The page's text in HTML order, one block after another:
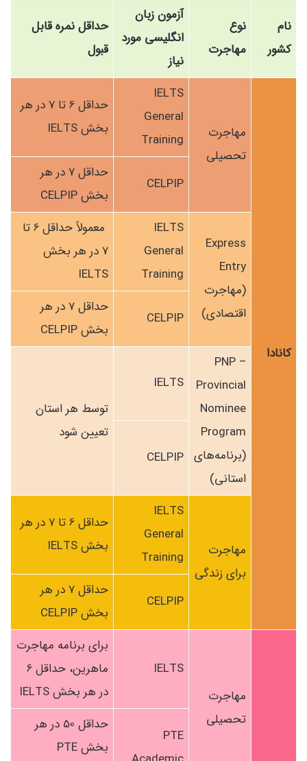
نام
کشور
نوع
مهاجرت
آزمون زبان
انگلیسی مورد
نیاز
حداقل نمره قابل
قبول
کانادا
مهاجرت
تحصیلی
IELTS
General
Training
حداقل 6 تا 7 در هر
بخش IELTS
CELPIP
حداقل 7 در هر
بخش CELPIP
Express
Entry
(مهاجرت
اقتصادی)
IELTS
General
Training
معمولاً حداقل 6 تا
7 در هر بخش
IELTS
CELPIP
حداقل 7 در هر
بخش CELPIP
PNP –
Provincial
Nominee
Program
(برنامه‌های
استانی)
IELTS
توسط هر استان
تعیین شود
CELPIP
مهاجرت
برای زندگی
IELTS
General
Training
حداقل 6 تا 7 در هر
بخش IELTS
CELPIP
حداقل 7 در هر
بخش CELPIP
مهاجرت
تحصیلی
IELTS
برای برنامه مهاجرت
ماهرین، حداقل 6
در هر بخش IELTS
PTE
حداقل 50 در هر
بخش PTE